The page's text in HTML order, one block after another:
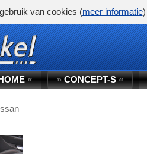
« »CONCEPT-S«
van cookies (meer informatie)